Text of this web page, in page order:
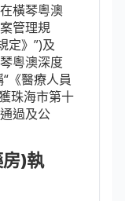
橫琴粵澳
管理規
定》”)及
粵澳深度
《醫療人員
珠海市第十
過及公
)執